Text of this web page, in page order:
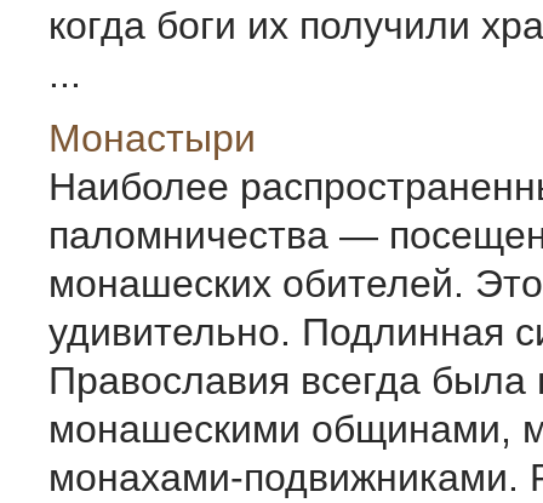
когда боги их получили
...
Монастыри
Наиболее
паломничества —
монашеских обителей.
удивительно. Подлинная
Православия всегда была
монашескими общинами,
монахами-подвижниками.